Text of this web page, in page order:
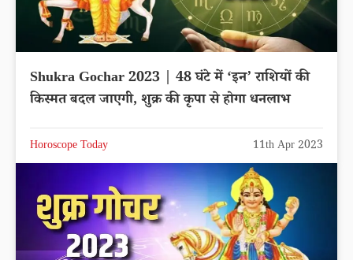
Shukra Gochar 2023 | 48 घंटे में ‘इन’ राशियों की
किस्मत बदल जाएगी, शुक्र की कृपा से होगा धनलाभ
Horoscope Today 11th Apr 2023